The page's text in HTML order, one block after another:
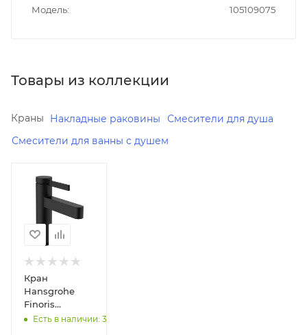
Модель 105109075
Товары из коллекции
Краны Накладные раковины
Смесители для душа
Смесители для ванны с душем
Минимальная
цена
42670.00
В наличии
Реквизиты
Смесители
общее,
Товар,
00-
Кран
Hansgrohe
Finoris
76013670 для
Есть в наличии: 3